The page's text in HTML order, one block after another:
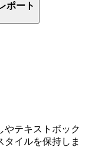
ポート
やテキストボック
イルを保持しま